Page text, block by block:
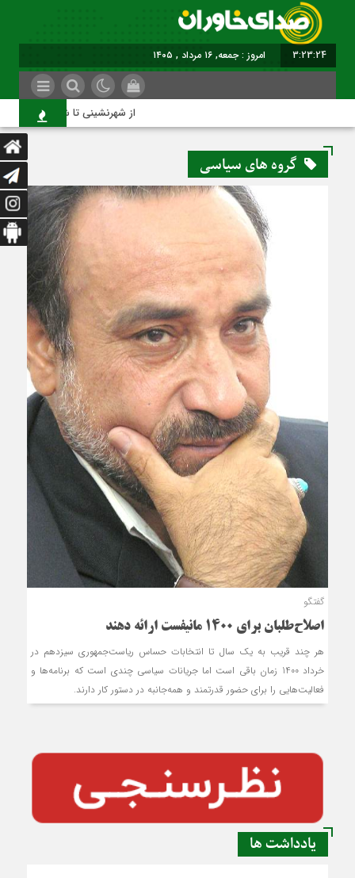
3:23:24 امروز : جمعه, ۱۶ مرداد , ۱۴۰۵
از شهرنشینی تا شهروندی
گروه های سیاسی
گفتگو
اصلاح‌طلبان برای 1400 مانیفست ارائه دهند
هر چند‌ قريب به يک سال تا انتخابات حساس رياست‌جمهوري سيزد‌هم د‌ر
خرد‌اد‌ 1400 زمان باقي است اما جريانات سياسي چند‌ي است که برنامه‌ها و
فعاليت‌هايي را براي حضور قد‌رتمند‌ و همه‌جانبه د‌ر د‌ستور کار د‌ارند‌.
یادداشت ها